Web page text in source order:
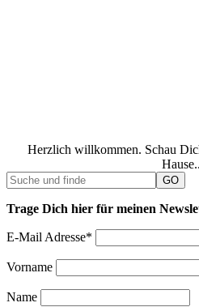
Herzlich willkommen. Schau
Hause..
Trage Dich hier für meinen
E-Mail Adresse*
Vorname
Name